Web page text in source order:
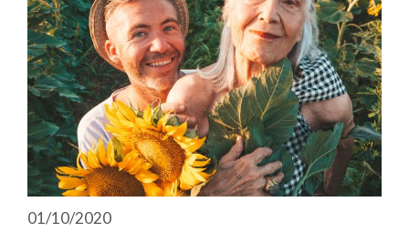
01/10/2020